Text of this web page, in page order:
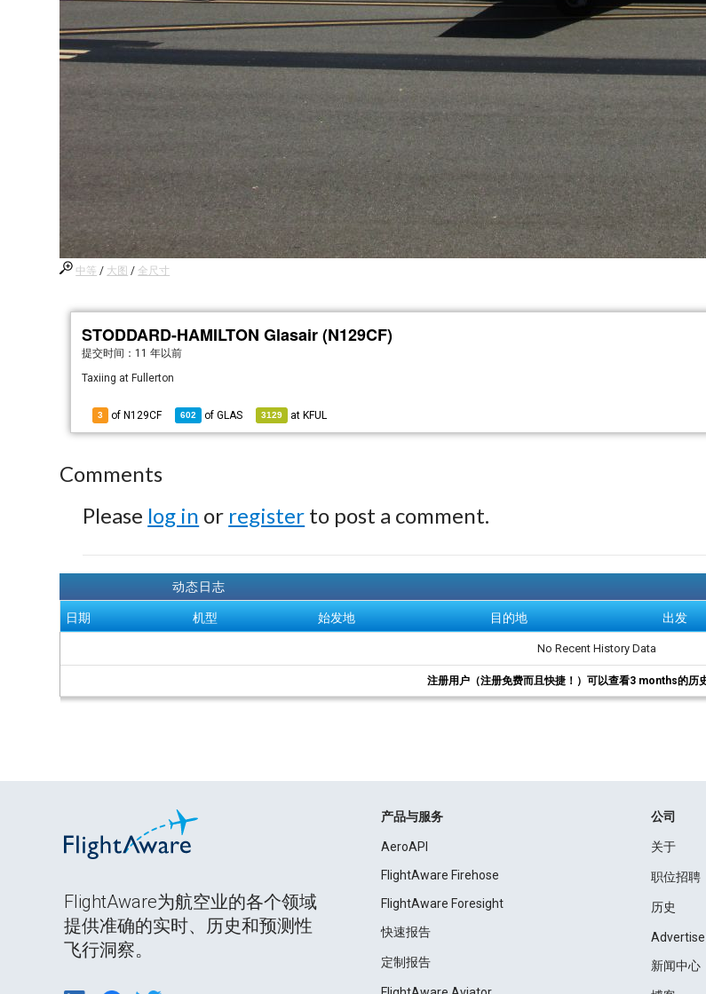
中等 / 大图 / 全尺寸
STODDARD-HAMILTON Glasair (N129CF)
提交时间： 11 年以前
Taxiing at Fullerton
3 of N129CF 602 ofGLAS 3129 at KFUL
Comments
Please log in or register to post a comment.
动态日志
日期 机型 始发地 目的地 出发
No Recent History Data
注册用户（注册免费而且快捷！）可以查看3 months的历
FlightAware为航空业的各个领域
提供准确的实时、历史和预测性
飞行洞察。
产品与服务
AeroAPI
FlightAware Firehose
FlightAware Foresight
快速报告
定制报告
公司
关于
职位招聘
历史
Advertise
新闻中心